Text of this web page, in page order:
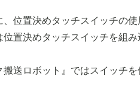
、位置決めタッチスイッチの
位置決めタッチスイッチを組
搬送ロボット』ではスイッチ